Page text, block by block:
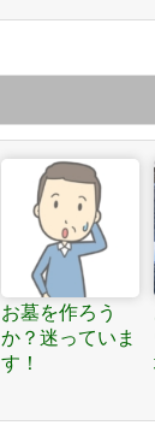
お墓を作ろう
か？迷っていま
す！